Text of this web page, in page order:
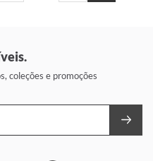
coleções e promoções